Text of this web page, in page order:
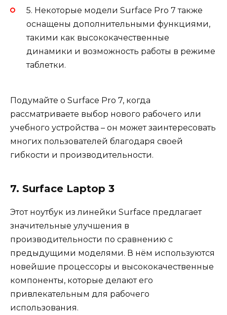
5. Некоторые модели Surface Pro 7 также
оснащены дополнительными функциями,
такими как высококачественные
динамики и возможность работы в режиме
таблетки.
Подумайте о Surface Pro 7, когда
рассматриваете выбор нового рабочего или
учебного устройства – он может заинтересовать
многих пользователей благодаря своей
гибкости и производительности.
7. Surface Laptop 3
Этот ноутбук из линейки Surface предлагает
значительные улучшения в
производительности по сравнению с
предыдущими моделями. В нём используются
новейшие процессоры и высококачественные
компоненты, которые делают его
привлекательным для рабочего
использования.